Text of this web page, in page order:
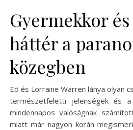
Gyermekkor
háttér a
közegben
Ed és Lorraine Warren lánya olyan
természetfeletti jelenségek és a
mindennapos valóságnak
miatt már nagyon korán